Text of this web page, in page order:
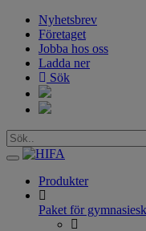
Nyhetsbrev
Företaget
Jobba hos oss
Ladda ner
Sök
Toggle
navigationProdukter
Paket för